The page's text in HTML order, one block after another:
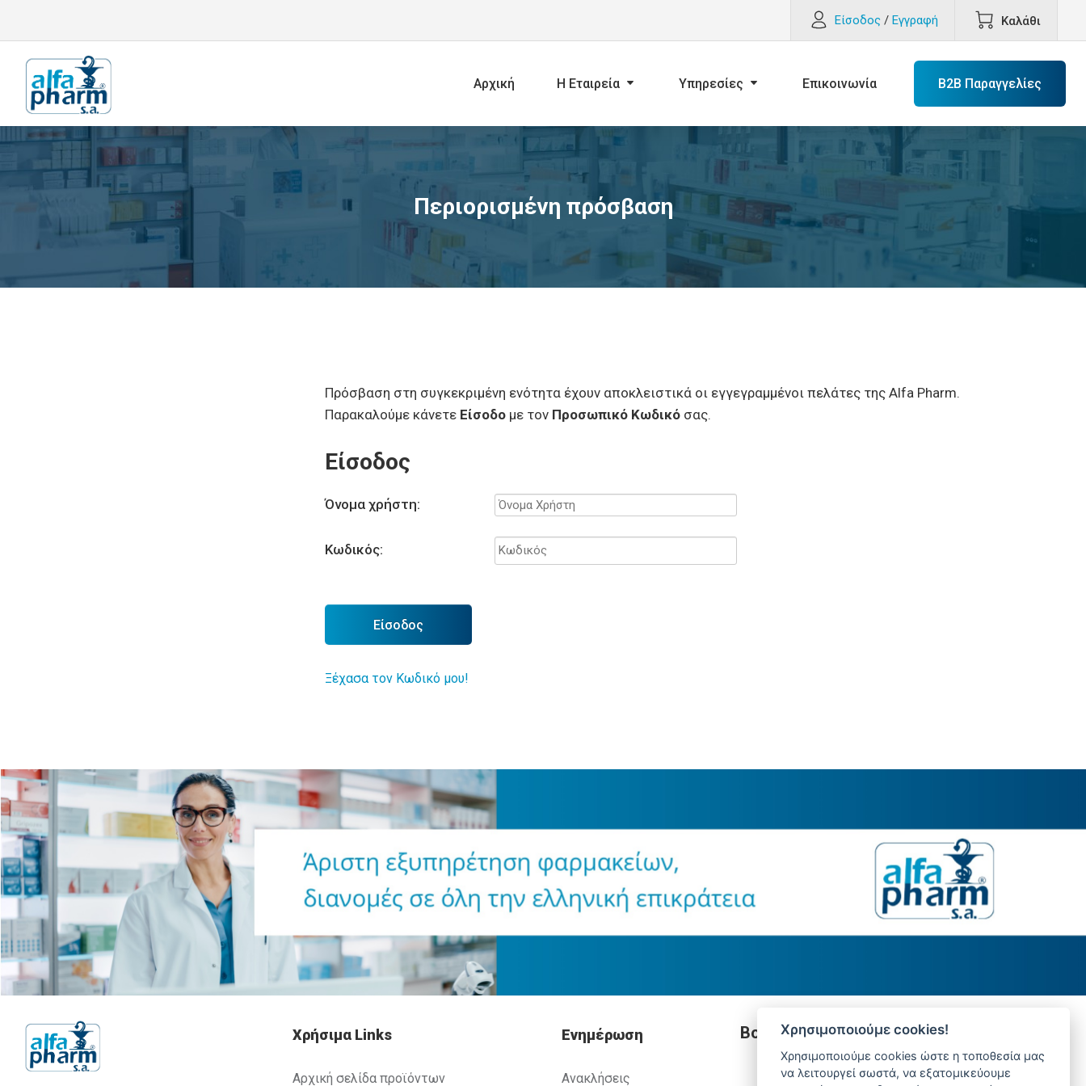
Καλάθι
Είσοδος / Εγγραφή
Αρχική Η Εταιρεία Υπηρεσίες Επικοινωνία B2B Παραγγελίες
Περιορισμένη πρόσβαση
Πρόσβαση στη συγκεκριμένη ενότητα έχουν αποκλειστικά οι εγγεγραμμένοι πελάτες της Alfa Pharm.
Παρακαλούμε κάνετε Είσοδο με τον Προσωπικό Κωδικό σας.
Είσοδος
Όνομα χρήστη:
Κωδικός:
Είσοδος
Ξέχασα τον Κωδικό μου!
Χρήσιμα Links
Αρχική σελίδα προϊόντων
Ενημέρωση
Ανακλήσεις
ΒοήθειαΧρησιμοποιούμε cookies!
Χρησιμοποιούμε cookies ώστε η τοποθεσία μας
να λειτουργεί σωστά, να εξατομικεύουμε